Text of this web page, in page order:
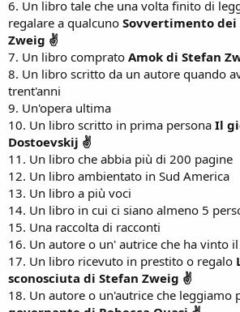
6. Un libro tale che una volta finito di
regalare a qualcuno Sovvertimento dei
Zweig ✌
7. Un libro comprato Amok di Stefan
8. Un libro scritto da un autore quando
trent'anni
9. Un'opera ultima
10. Un libro scritto in prima persona Il
Dostoevskij ✌
11. Un libro che abbia più di 200 pagine
12. Un libro ambientato in Sud America
13. Un libro a più voci
14. Un libro in cui ci siano almeno 5
15. Una raccolta di racconti
16. Un autore o un' autrice che ha vinto
17. Un libro ricevuto in prestito o regalo
sconosciuta di Stefan Zweig ✌
18. Un autore o un'autrice che leggiamo